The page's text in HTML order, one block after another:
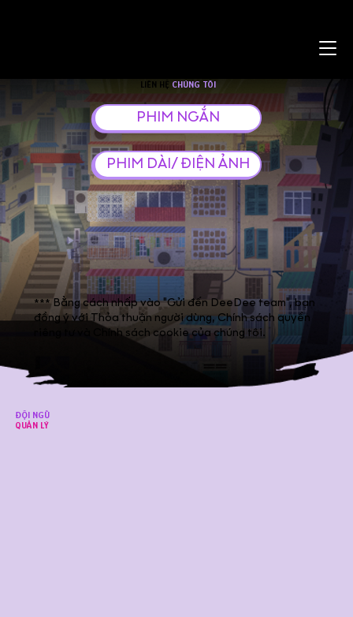
LIÊN HỆ CHÚNG TÔI
PHIM NGẮN
PHIM DÀI/ ĐIỆN ẢNH
*** Bằng cách nhấp vào "Gửi đến DeeDee team", bạn
đồng ý với Thỏa thuận người dùng, Chính sách quyền
riêng tư và Chính sách cookie của chúng tôi.
ĐỘI NGŨ
QUẢN LÝ